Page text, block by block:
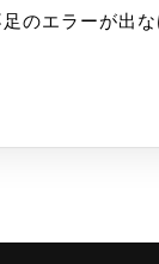
？
のエラーが出な